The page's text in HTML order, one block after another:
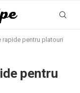
rapide pentru platouri
pentru